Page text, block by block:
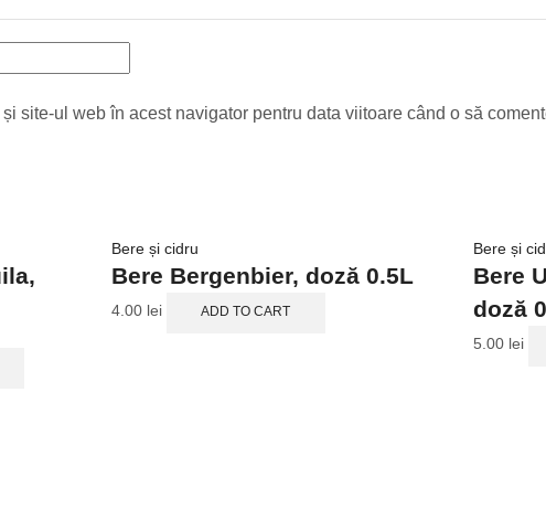
site-ul web în acest navigator pentru data viitoare când o să
Bere și cidru
Bere Bergenbier, doză 0.5L
4.00 lei ADD TO CART
Bere și
Bere
doză
5.00 lei